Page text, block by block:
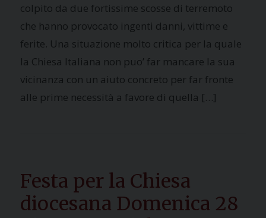
colpito da due fortissime scosse di terremoto
che hanno provocato ingenti danni, vittime e
ferite. Una situazione molto critica per la quale
la Chiesa Italiana non puo’ far mancare la sua
vicinanza con un aiuto concreto per far fronte
alle prime necessità a favore di quella […]
Festa per la Chiesa
diocesana Domenica 28